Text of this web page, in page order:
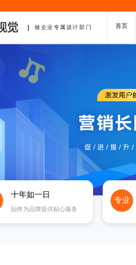
做企业专属设计部门 首页
十年如一日
始终为品牌提供贴心服务
专业